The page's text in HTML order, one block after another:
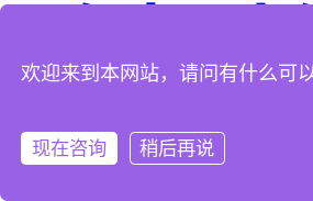
有机硅
AS-
欢迎来到本网站，请问有什么可
现在咨询 稍后再说